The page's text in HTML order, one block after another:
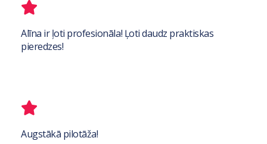
Alīna ir ļoti profesionāla! Ļoti daudz praktiskas
pieredzes!
Augstākā pilotāža!